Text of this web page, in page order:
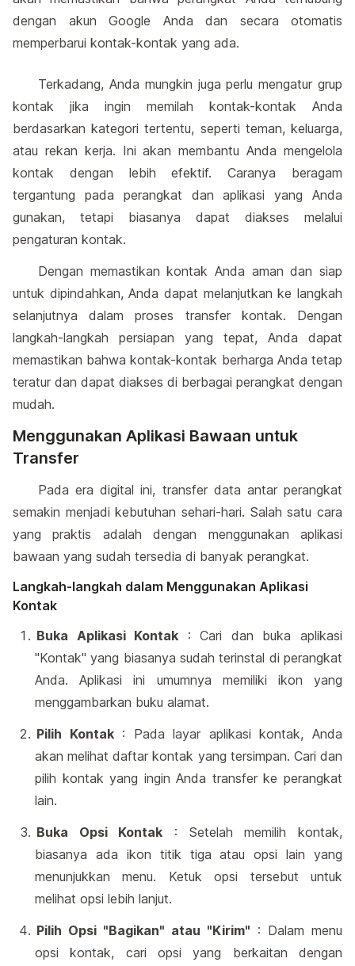
dengan akun Google Anda dan secara otomatis
memperbarui kontak-kontak yang ada.
Terkadang, Anda mungkin juga perlu mengatur grup
kontak jika ingin memilah kontak-kontak Anda
berdasarkan kategori tertentu, seperti teman, keluarga,
atau rekan kerja. Ini akan membantu Anda mengelola
kontak dengan lebih efektif. Caranya beragam
tergantung pada perangkat dan aplikasi yang Anda
gunakan, tetapi biasanya dapat diakses melalui
pengaturan kontak.
Dengan memastikan kontak Anda aman dan siap
untuk dipindahkan, Anda dapat melanjutkan ke langkah
selanjutnya dalam proses transfer kontak. Dengan
langkah-langkah persiapan yang tepat, Anda dapat
memastikan bahwa kontak-kontak berharga Anda tetap
teratur dan dapat diakses di berbagai perangkat dengan
mudah.
Menggunakan Aplikasi Bawaan untuk
Transfer
Pada era digital ini, transfer data antar perangkat
semakin menjadi kebutuhan sehari-hari. Salah satu cara
yang praktis adalah dengan menggunakan aplikasi
bawaan yang sudah tersedia di banyak perangkat.
Langkah-langkah dalam Menggunakan Aplikasi
Kontak
Buka Aplikasi Kontak : Cari dan buka aplikasi
"Kontak" yang biasanya sudah terinstal di perangkat
Anda. Aplikasi ini umumnya memiliki ikon yang
menggambarkan buku alamat.
Pilih Kontak: Pada layar aplikasi kontak, Anda
akan melihat daftar kontak yang tersimpan. Cari dan
pilih kontak yang ingin Anda transfer ke perangkat
lain.
Buka Opsi Kontak : Setelah memilih kontak,
biasanya ada ikon titik tiga atau opsi lain yang
menunjukkan menu. Ketuk opsi tersebut untuk
melihat opsi lebih lanjut.
Pilih Opsi "Bagikan" atau "Kirim" : Dalam menu
opsi kontak, cari opsi yang berkaitan dengan